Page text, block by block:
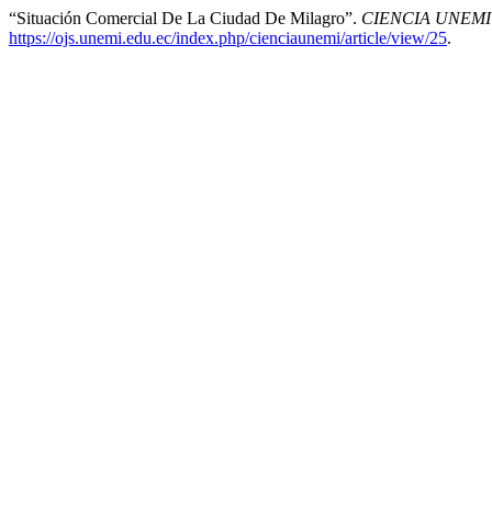
“Situación Comercial De La Ciudad De Milagro”. CIENCIA UNEMI
https://ojs.unemi.edu.ec/index.php/cienciaunemi/article/view/25.